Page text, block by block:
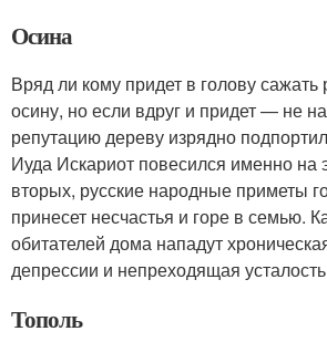
Осина
Вряд ли кому придет в голову
осину, но если вдруг и придет — не
репутацию дереву изрядно
Иуда Искариот повесился именно на
вторых, русские народные приметы
принесет несчастья и горе в семью.
обитателей дома нападут
депрессии и непреходящая
Тополь